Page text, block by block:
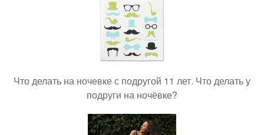
Что делать на ночевке с подругой 11 лет. Что делать у
подруги на ночёвке?